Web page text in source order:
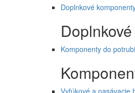
Doplnkové
Komponenty do
Vyfúkové a nasávacie